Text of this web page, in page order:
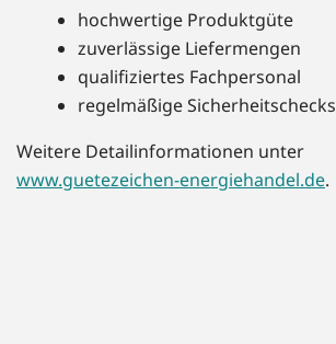
hochwertige Produktgüte
zuverlässige Liefermengen
qualifiziertes Fachpersonal
regelmäßige Sicherheitschecks
Weitere Detailinformationen unter
www.guetezeichen-energiehandel.de.